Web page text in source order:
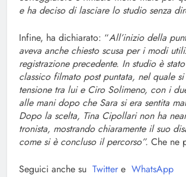
e ha deciso di lasciare lo studio senza
Infine, ha dichiarato: “All’inizio della
aveva anche chiesto scusa per i modi
registrazione precedente. In studio è
classico filmato post puntata, nel quale
tensione tra lui e Ciro Solimeno, con i
alle mani dopo che Sara si era sentita
Dopo la scelta, Tina Cipollari non ha
tronista, mostrando chiaramente il suo
come si è concluso il percorso”. Che ne
Seguici anche su Twitter e WhatsApp